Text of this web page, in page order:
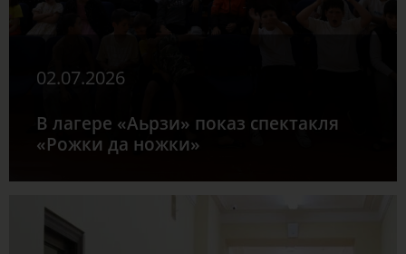
02.07.2026
В лагере «Аьрзи» показ спектакля
«Рожки да ножки»